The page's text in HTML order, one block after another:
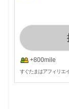
+800mile
すぐたまはアフィリエ